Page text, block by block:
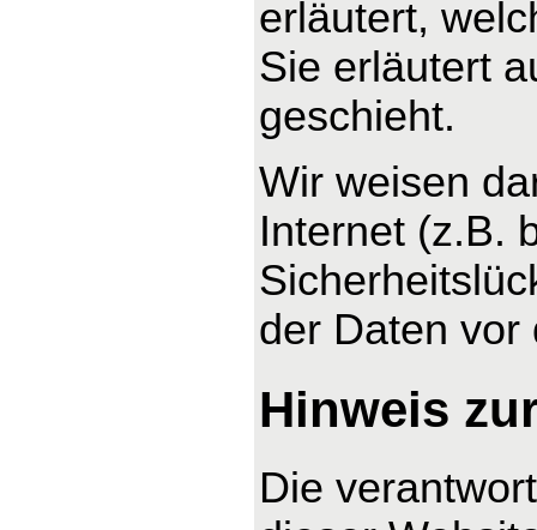
erläutert,
Sie erläutert
geschieht.
Wir weisen
Internet (z.B.
der Daten vor
Hinweis
Die